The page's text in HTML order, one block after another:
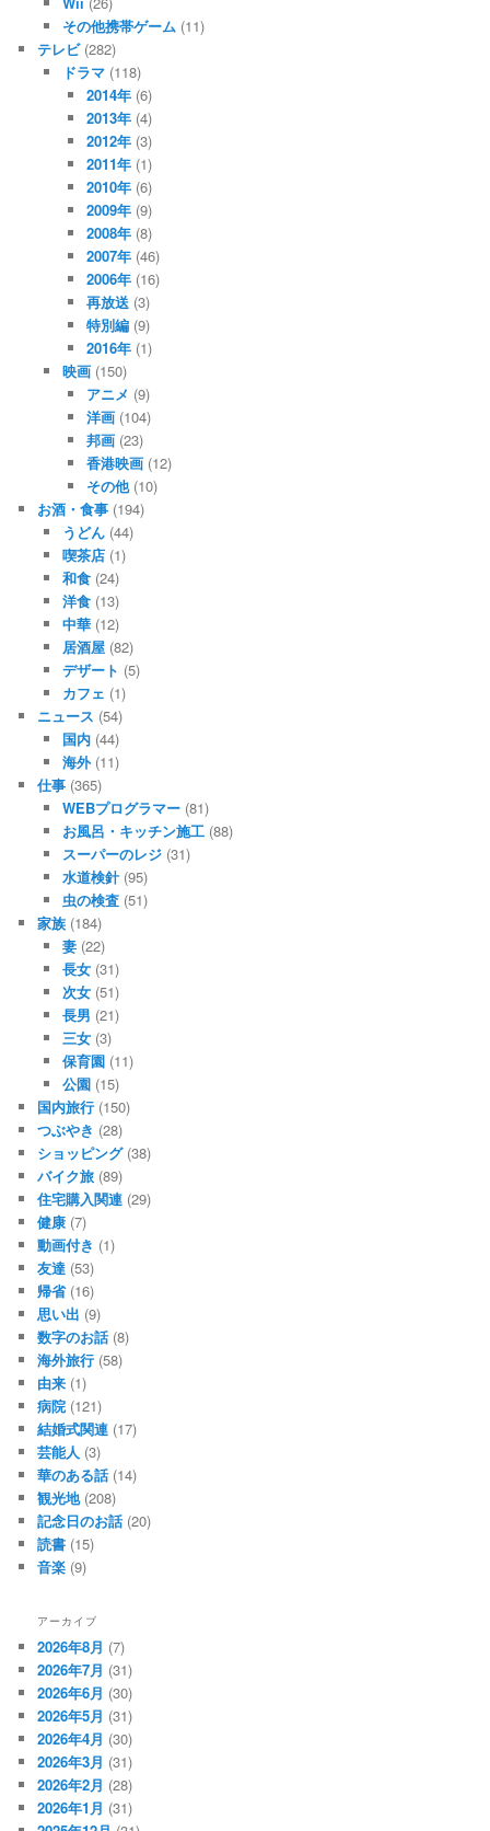
その他携帯ゲーム(11)
テレビ(282)
ドラマ(118)
2014年 (6)
2013年 (4)
2012年 (3)
2011年 (1)
2010年 (6)
2009年 (9)
2008年 (8)
2007年 (46)
2006年 (16)
再放送 (3)
特別編 (9)
2016年 (1)
映画(150)
アニメ (9)
洋画 (104)
邦画 (23)
香港映画 (12)
その他(10)
お酒・食事 (194)
うどん(44)
喫茶店(1)
和食(24)
洋食(13)
中華(12)
居酒屋(82)
デザート (5)
カフェ (1)
ニュース (54)
国内(44)
海外(11)
仕事 (365)
WEBプログラマー(81)
お風呂・キッチン施工(88)
スーパーのレジ(31)
水道検針(95)
虫の検査(51)
家族 (184)
妻(22)
長女(31)
次女(51)
長男 (21)
三女(3)
保育園(11)
公園(15)
国内旅行 (150)
つぶやき (28)
ショッピング(38)
バイク旅 (89)
住宅購入関連 (29)
健康 (7)
動画付き (1)
友達 (53)
帰省(16)
思い出 (9)
数字のお話 (8)
海外旅行 (58)
由来 (1)
病院 (121)
結婚式関連 (17)
芸能人 (3)
華のある話 (14)
観光地(208)
記念日のお話 (20)
読書 (15)
音楽 (9)
アーカイブ
2026年8月 (7)
2026年7月 (31)
2026年6月 (30)
2026年5月 (31)
2026年4月 (30)
2026年3月 (31)
2026年2月 (28)
2026年1月 (31)